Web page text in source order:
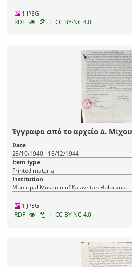
1 JPEG
RDF
| CC BY-NC 4.0
Έγγραφα από το αρχείο Δ. Μίχου
Date
28/10/1940 - 18/12/1944
Item type
Printed material
Institution
Municipal Museum of Kalavritan Holocaust
1 JPEG
RDF
| CC BY-NC 4.0